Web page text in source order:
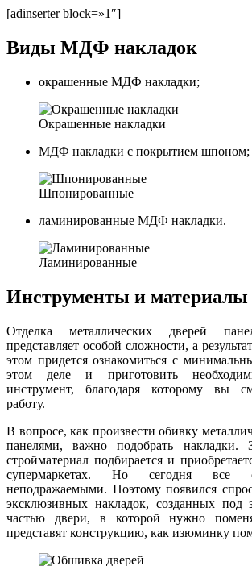
[adinserter block=»1″]
Виды МДФ накладок
окрашенные МДФ накладки;
Окрашенные накладки
МДФ накладки с покрытием шпоном;
Шпонированные
ламинированные МДФ накладки.
Ламинированные
Инструменты и материалы
Отделка металлических дверей
представляет особой сложности, а
этом придется ознакомиться с
этом деле и приготовить
инструмент, благодаря которому вы
работу.
В вопросе, как произвести обивку
панелями, важно подобрать накладки.
стройматериал подбирается и
супермаркетах. Но сегодня все
неподражаемыми. Поэтому появился
эксклюзивных накладок, созданных под
частью двери, в которой нужно
представят конструкцию, как изюминку